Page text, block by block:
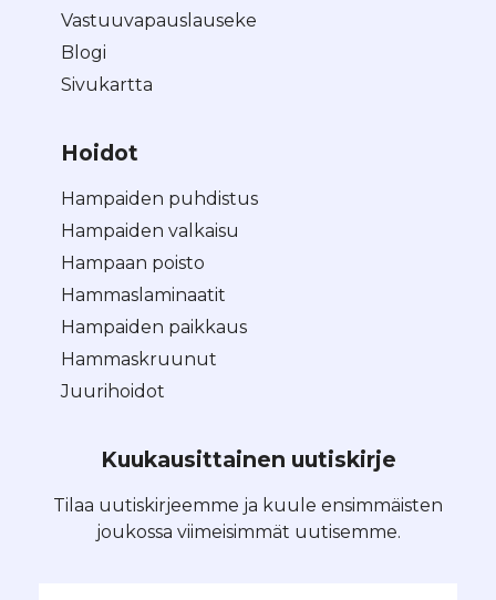
Vastuuvapauslauseke
Blogi
Sivukartta
Hoidot
Hampaiden puhdistus
Hampaiden valkaisu
Hampaan poisto
Hammaslaminaatit
Hampaiden paikkaus
Hammaskruunut
Juurihoidot
Kuukausittainen uutiskirje
Tilaa uutiskirjeemme ja kuule ensimmäisten
joukossa viimeisimmät uutisemme.